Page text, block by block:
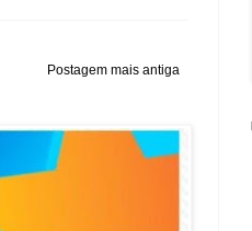
Postagem mais antiga